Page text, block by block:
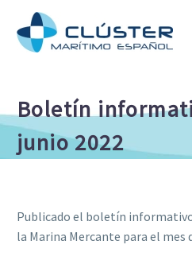
Boletín
junio 2022
Publicado el boletín
la Marina Mercante para el mes